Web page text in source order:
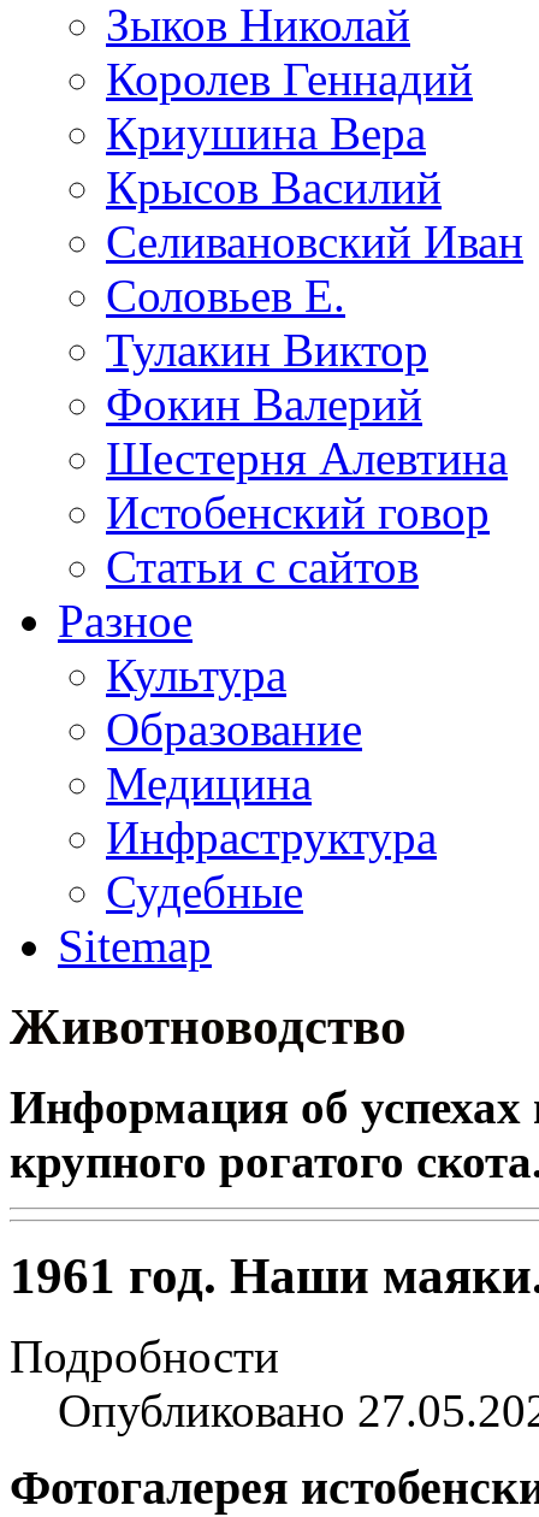
Зыков Николай
Королев Геннадий
Криушина Вера
Крысов Василий
Селивановский Иван
Соловьев Е.
Тулакин Виктор
Фокин Валерий
Шестерня Алевтина
Истобенский говор
Статьи с сайтов
Разное
Культура
Образование
Медицина
Инфраструктура
Судебные
Sitemap
Животноводство
Информация об успехах
крупного рогатого
1961 год. Наши
Подробности
Опубликовано
Фотогалерея